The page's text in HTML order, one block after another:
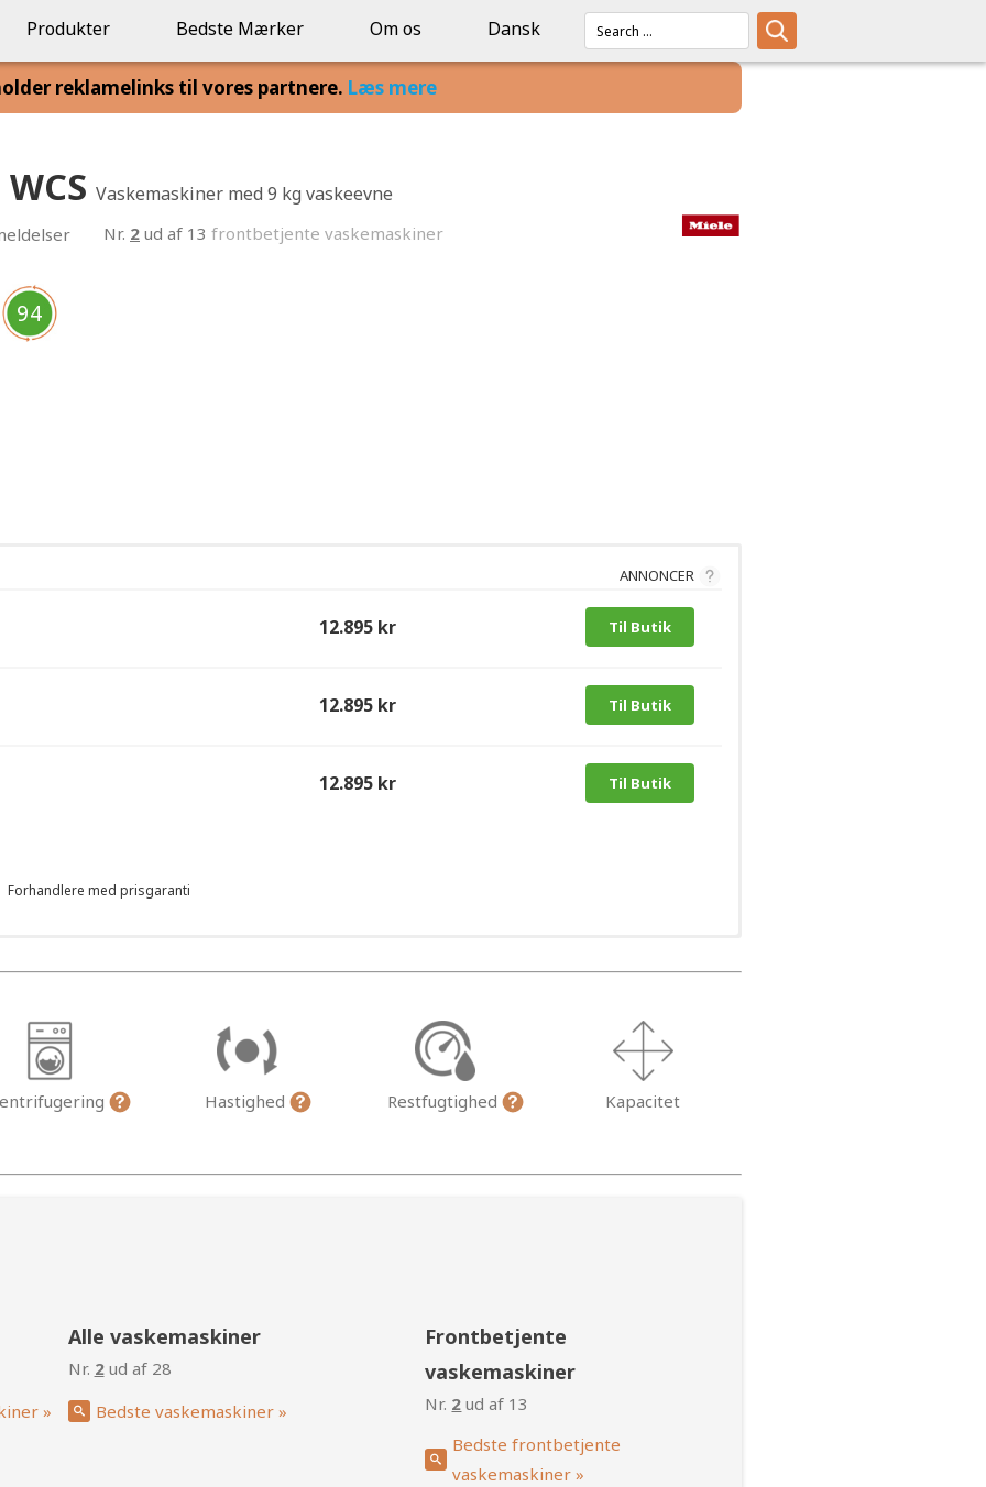
Produkter Bedste Mærker Om os Dansk
reklamelinks til vores partnere. Læs mere
Vaskemaskiner med 9 kg vaskeevne
Nr. 2 ud af 13 frontbetjente vaskemaskiner
94
ANNONCER
12.895 kr Til Butik
12.895 kr Til Butik
12.895 kr Til Butik
Forhandlere med prisgaranti
Hastighed Restfugtighed Kapacitet
»
Alle vaskemaskiner
Nr. 2ud af 28
Bedste vaskemaskiner »
Frontbetjente
vaskemaskiner
Nr. 2 ud af 13
Bedste frontbetjente
vaskemaskiner »